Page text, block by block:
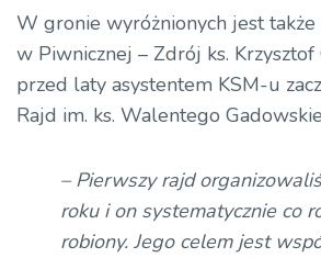
dźwiękowych
W gronie wyróżnionych jest
w Piwnicznej – Zdrój ks. Krzysztof
przed laty asystentem KSM-u
Rajd im. ks. Walentego
– Pierwszy rajd
roku i on systematycznie co
robiony. Jego celem jest